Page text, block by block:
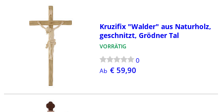
Kruzifix "Walder" aus Naturholz,
geschnitzt, Grödner Tal
VORRÄTIG
0
Ab € 59,90